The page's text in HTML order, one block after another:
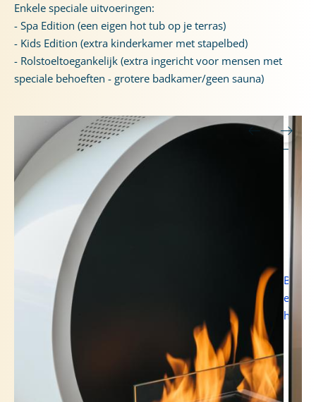
Enkele speciale uitvoeringen:
- Spa Edition (een eigen hot tub op je terras)
- Kids Edition (extra kinderkamer met stapelbed)
- Rolstoeltoegankelijk (extra ingericht voor mensen met
speciale behoeften - grotere badkamer/geen sauna)
HOOGTEPUNTEN
Bio-
haard